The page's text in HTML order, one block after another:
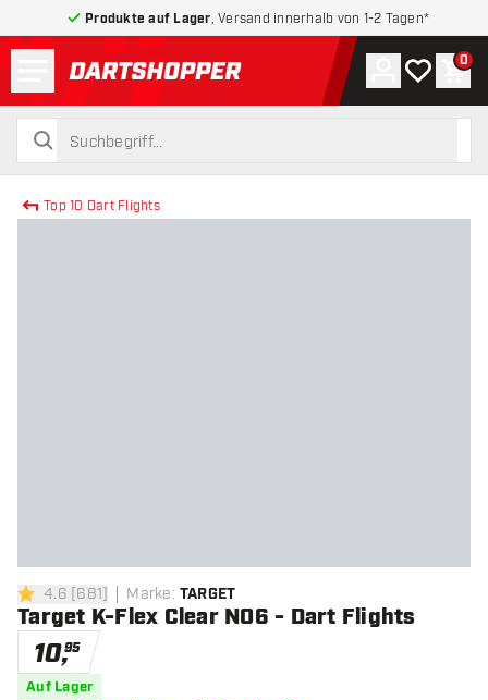
Produkte auf Lager , Versand innerhalb von 1-2 Tagen*
zurück zur Startseite
suchen
suchen
Konto
Meine 0
Top 10 Dart Flights
4.6 Bewertungssterne
4.6 [681] Marke: TARGET
Target K-Flex Clear NO6 - Dart Flights
10,95
Auf Lager